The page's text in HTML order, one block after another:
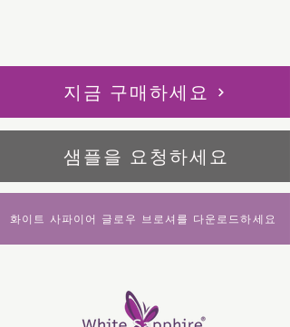
지금 구매하세요
샘플을 요청하세요
화이트 사파이어 글로우 브로셔를 다운로드하세요